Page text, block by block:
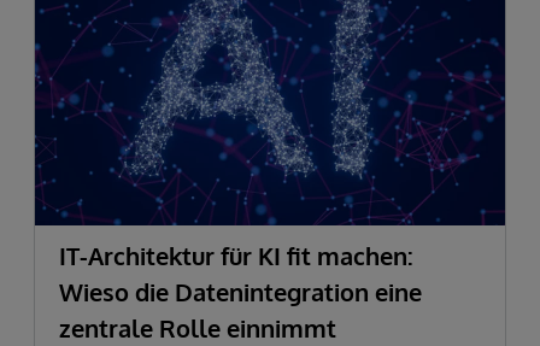
IT-Architektur für KI fit machen:
Wieso die Datenintegration eine
zentrale Rolle einnimmt